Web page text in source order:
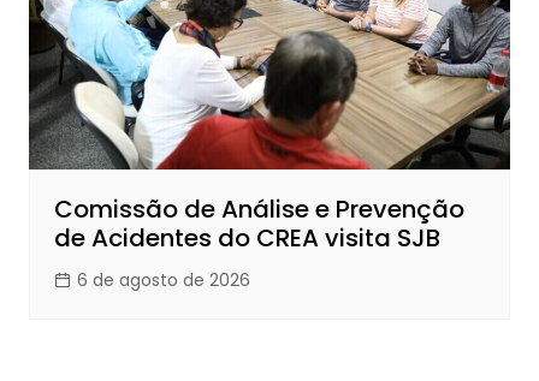
Comissão de Análise e Prevenção
de Acidentes do CREA visita SJB
6 de agosto de 2026